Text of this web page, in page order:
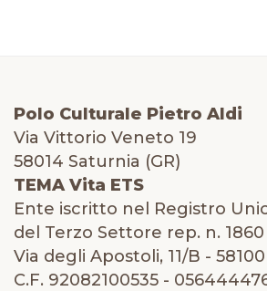
Polo Culturale Pietro Aldi
Via Vittorio Veneto 19
58014 Saturnia (GR)
TEMA Vita ETS
Ente iscritto nel Registro
del Terzo Settore rep. n. 1860
Via degli Apostoli, 11/B -
C.F. 92082100535 -